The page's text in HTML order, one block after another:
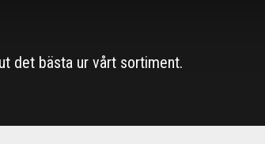
det bästa ur vårt sortiment.